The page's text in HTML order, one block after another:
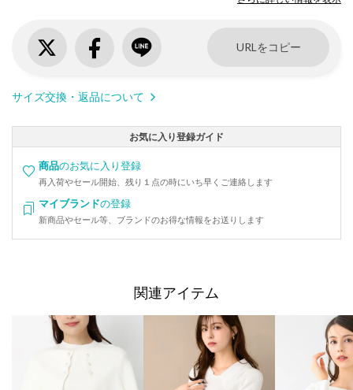
URLをコピー
サイズ交換・返品について
お気に入り登録ガイド
商品のお気に入り登録
再入荷やセール開始、残り１点の時にいち早くご連絡します
マイブランドの登録
新商品やセール等、ブランドのお得な情報をお送りします
関連アイテム